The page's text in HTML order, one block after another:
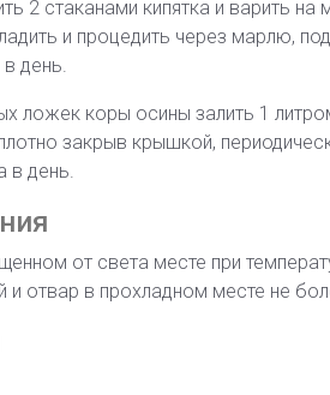
2 стаканами кипятка и варить
и процедить через марлю,
день.
ложек коры осины залить 1
закрыв крышкой,
в день.
от света месте при
и отвар в прохладном месте не